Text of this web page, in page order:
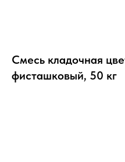
Смесь кладочная
фисташковый, 50 кг